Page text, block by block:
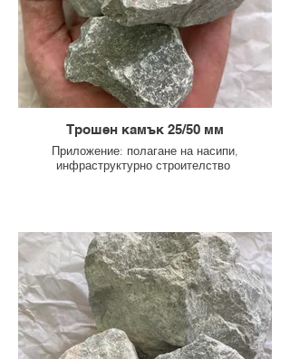
Трошен камък 25/50 мм
Приложение: полагане на насипи,
инфраструктурно строителство